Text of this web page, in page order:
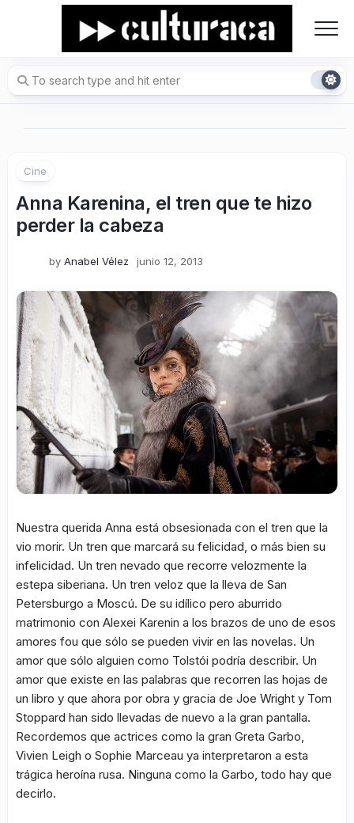
Cine
Anna Karenina, el tren que te hizo
perder la cabeza
by Anabel Vélez junio 12, 2013
Nuestra querida Anna está obsesionada con el tren que la
vio morir. Un tren que marcará su felicidad, o más bien su
infelicidad. Un tren nevado que recorre velozmente la
estepa siberiana. Un tren veloz que la lleva de San
Petersburgo a Moscú. De su idílico pero aburrido
matrimonio con Alexei Karenin a los brazos de uno de esos
amores fou que sólo se pueden vivir en las novelas. Un
amor que sólo alguien como Tolstói podría describir. Un
amor que existe en las palabras que recorren las hojas de
un libro y que ahora por obra y gracia de Joe Wright y Tom
Stoppard han sido llevadas de nuevo a la gran pantalla.
Recordemos que actrices como la gran Greta Garbo,
Vivien Leigh o Sophie Marceau ya interpretaron a esta
trágica heroína rusa. Ninguna como la Garbo, todo hay que
decirlo.